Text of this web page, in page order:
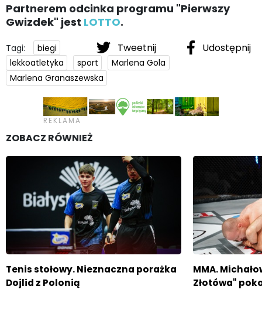
Partnerem odcinka programu "Pierwszy
Gwizdek" jest LOTTO.
Tweetnij Udostępnij
Tagi:
biegi
lekkoatletyka
sport
Marlena Gola
Marlena Granaszewska
ZOBACZ RÓWNIEŻ
Tenis stołowy. Nieznaczna porażka
Dojlid z Polonią
MMA.
Złotówa"